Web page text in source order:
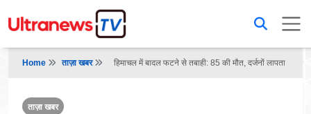
Home ताज़ा खबर हिमाचल में बादल फटने से तबाही: 85 की मौत, दर्जनों लापता
ताज़ा खबर